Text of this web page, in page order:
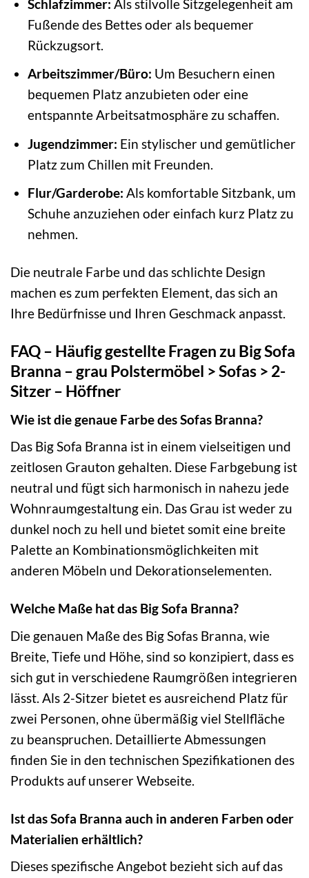
Schlafzimmer: Als stilvolle Sitzgelegenheit am
Fußende des Bettes oder als bequemer
Rückzugsort.
Arbeitszimmer/Büro: Um Besuchern einen
bequemen Platz anzubieten oder eine
entspannte Arbeitsatmosphäre zu schaffen.
Jugendzimmer: Ein stylischer und gemütlicher
Platz zum Chillen mit Freunden.
Flur/Garderobe: Als komfortable Sitzbank, um
Schuhe anzuziehen oder einfach kurz Platz zu
nehmen.
Die neutrale Farbe und das schlichte Design
machen es zum perfekten Element, das sich an
Ihre Bedürfnisse und Ihren Geschmack anpasst.
FAQ – Häufig gestellte Fragen zu Big Sofa
Branna – grau Polstermöbel > Sofas > 2-
Sitzer – Höffner
Wie ist die genaue Farbe des Sofas Branna?
Das Big Sofa Branna ist in einem vielseitigen und
zeitlosen Grauton gehalten. Diese Farbgebung ist
neutral und fügt sich harmonisch in nahezu jede
Wohnraumgestaltung ein. Das Grau ist weder zu
dunkel noch zu hell und bietet somit eine breite
Palette an Kombinationsmöglichkeiten mit
anderen Möbeln und Dekorationselementen.
Welche Maße hat das Big Sofa Branna?
Die genauen Maße des Big Sofas Branna, wie
Breite, Tiefe und Höhe, sind so konzipiert, dass es
sich gut in verschiedene Raumgrößen integrieren
lässt. Als 2-Sitzer bietet es ausreichend Platz für
zwei Personen, ohne übermäßig viel Stellfläche
zu beanspruchen. Detaillierte Abmessungen
finden Sie in den technischen Spezifikationen des
Produkts auf unserer Webseite.
Ist das Sofa Branna auch in anderen Farben oder
Materialien erhältlich?
Dieses spezifische Angebot bezieht sich auf das